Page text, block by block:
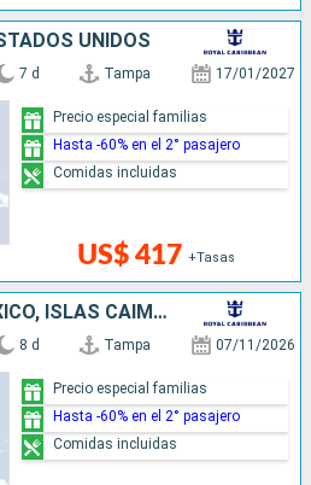
UNIDOS
7 d Tampa 17/01/2027
US$ 417 +Tasas
Precio especial familias
Hasta -60% en el 2° pasajero
Comidas incluidas
ESTADOS UNIDOS, MÉXICO, ISLAS CAIMÁN
8 d Tampa 07/11/2026
Precio especial familias
Hasta -60% en el 2° pasajero
Comidas incluidas